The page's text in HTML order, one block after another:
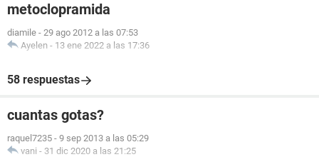
metoclopramida
diamile - 29 ago 2012 a las 07:53
Ayelen - 13 ene 2022 a las 17:36
58 respuestas
cuantas gotas?
raquel7235 - 9 sep 2013 a las 05:29
vani - 31 dic 2020 a las 21:25